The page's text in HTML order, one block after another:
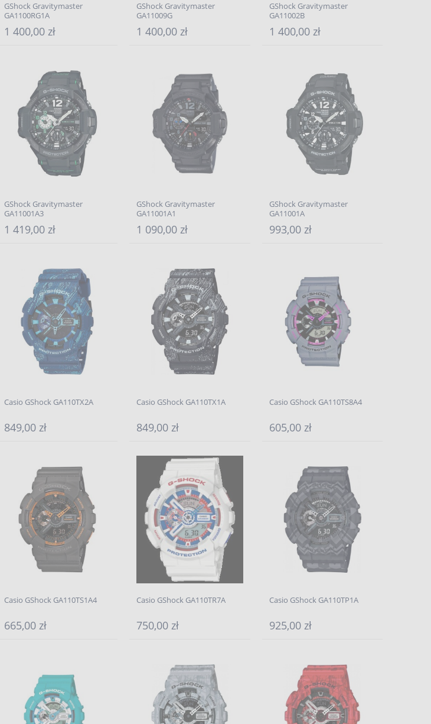
GShock Gravitymaster
GA1100RG1A
1 400,00 zł
GShock Gravitymaster
GA11009G
1 400,00 zł
GShock Gravitymaster
GA11002B
1 400,00 zł
GShock Gravitymaster
GA11001A3
1 419,00 zł
GShock Gravitymaster
GA11001A1
1 090,00 zł
GShock Gravitymaster
GA11001A
993,00 zł
Casio GShock GA110TX2A
849,00 zł
Casio GShock GA110TX1A
849,00 zł
Casio GShock GA110TS8A4
605,00 zł
Casio GShock GA110TS1A4
665,00 zł
Casio GShock GA110TR7A
750,00 zł
Casio GShock GA110TP1A
925,00 zł